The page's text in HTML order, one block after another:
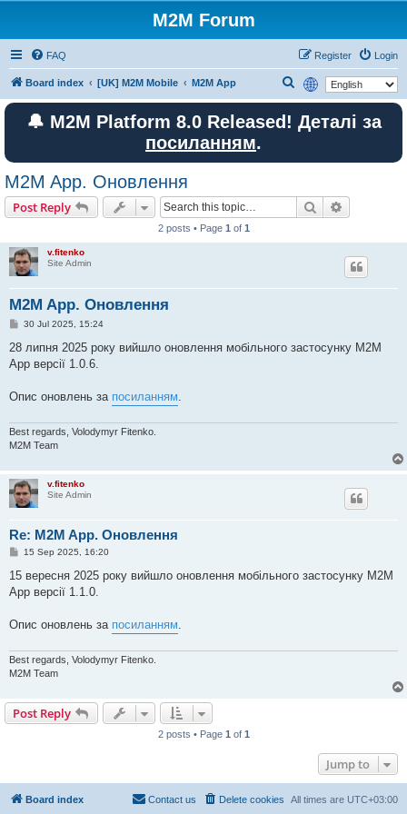
M2M Forum
FAQ Login
Register
Board index [UK] M2M Mobile M2M App
e
a
🔔 M2M Platform 8.0 Released! Деталі за
посиланням.
M2M App. Оновлення
Post Reply Search
2 posts • Page 1 of 1
v.fitenko
Site Admin
M2M App. Оновлення
P
s
30 Jul 2025, 15:24
28 липня 2025 року вийшло оновлення мобільного застосунку M2M
App версії 1.0.6.
Опис оновлень за посиланням.
Best regards, Volodymyr Fitenko.
M2M Team
v.fitenko
Site Admin
Re: M2M App. Оновлення
P
s
15 Sep 2025, 16:20
15 вересня 2025 року вийшло оновлення мобільного застосунку M2M
App версії 1.1.0.
Опис оновлень за посиланням.
Best regards, Volodymyr Fitenko.
M2M Team
Post Reply
2 posts • Page 1 of 1
Jump to
Board index All times are UTC+03:00
Delete cookies
Contact us